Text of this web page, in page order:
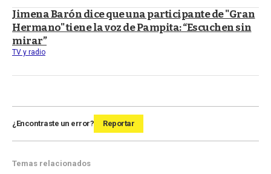
Jimena Barón dice que una participante de "Gran
Hermano" tiene la voz de Pampita: “Escuchen sin
mirar”
TV y radio
¿Encontraste un error? Reportar
Temas relacionados